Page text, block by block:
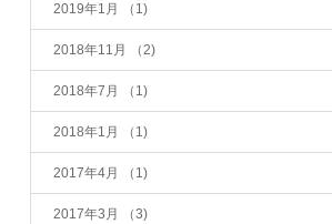
2019年1月 （1)
2018年11月 （2)
2018年7月 （1)
2018年1月 （1)
2017年4月 （1)
2017年3月 （3)